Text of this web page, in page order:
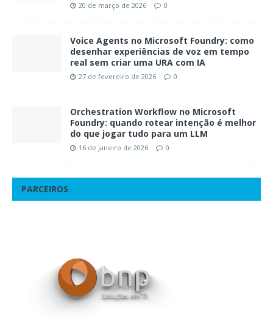
20 de março de 2026 0
Voice Agents no Microsoft Foundry: como
desenhar experiências de voz em tempo
real sem criar uma URA com IA
27 de fevereiro de 2026 0
Orchestration Workflow no Microsoft
Foundry: quando rotear intenção é melhor
do que jogar tudo para um LLM
16 de janeiro de 2026 0
PARCEIROS